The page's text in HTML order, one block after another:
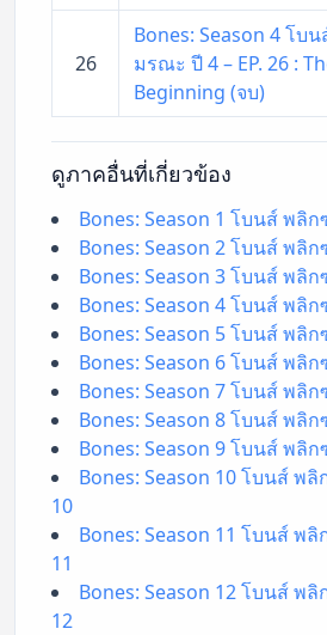
26
Bones: Season 4 โบ
มรณะ ปี 4 – EP. 26 :
Beginning (จบ)
ดูภาคอื่นที่เกี่ยวข้อง
Bones: Season 1 โบนส์ พลิ
Bones: Season 2 โบนส์ พลิ
Bones: Season 3 โบนส์ พลิ
Bones: Season 4 โบนส์ พลิ
Bones: Season 5 โบนส์ พลิ
Bones: Season 6 โบนส์ พลิ
Bones: Season 7 โบนส์ พลิ
Bones: Season 8 โบนส์ พลิ
Bones: Season 9 โบนส์ พลิ
Bones: Season 10 โบนส์ พ
10
Bones: Season 11 โบนส์ พ
11
Bones: Season 12 โบนส์ พ
12